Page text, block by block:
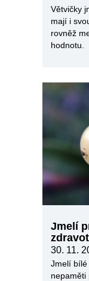
Větvičky
mají i
rovněž
hodnotu.
Jmelí
30. 11.
Jmelí bílé
nepaměti